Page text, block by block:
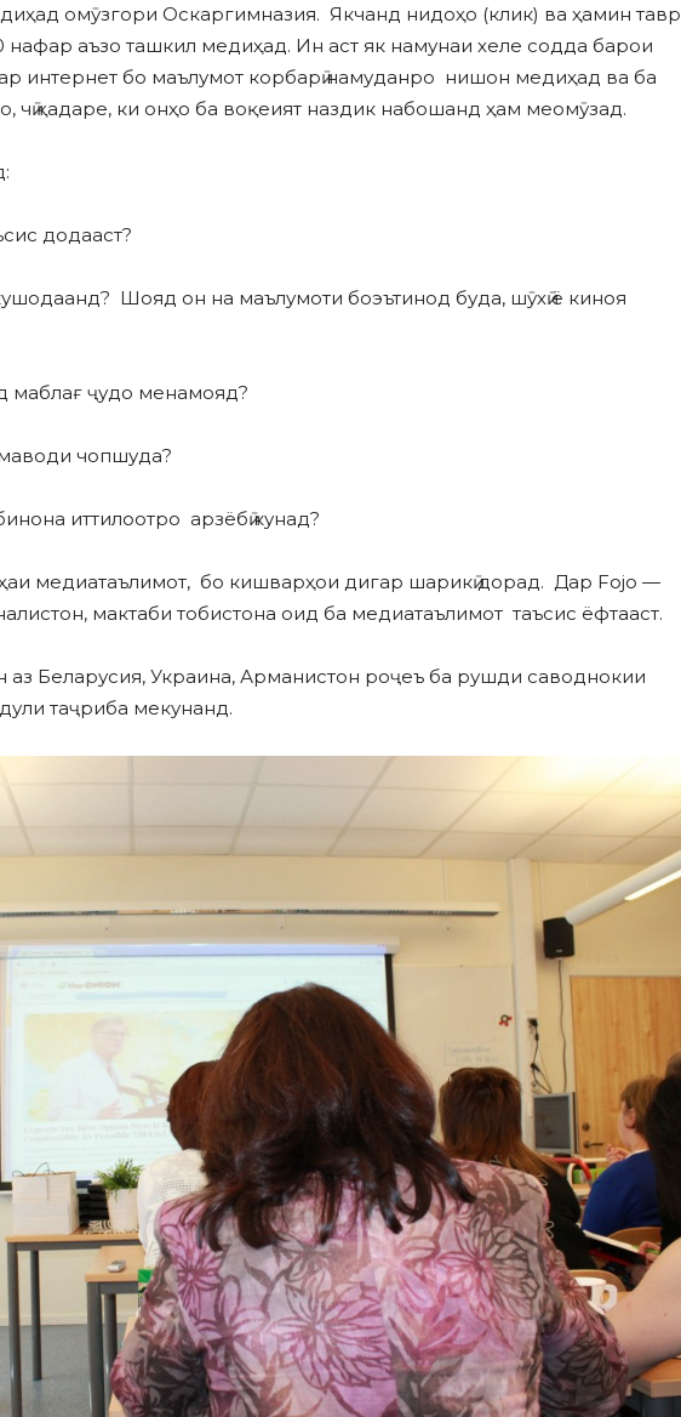
омӯзгори Оскаргимназия. Якчанд нидоҳо (клик) ва ҳамин тавр
аъзо ташкил медиҳад. Ин аст як намунаи хеле содда барои
интернет бо маълумот корбарӣ намуданро нишон медиҳад ва ба
чӣ қадаре, ки онҳо ба воқеият наздик набошанд ҳам меомӯзад.
додааст?
Шояд он на маълумоти боэътинод буда, шӯхӣ ё киноя
маблағ ҷудо менамояд?
маводи чопшуда?
иттилоотро арзёбӣ кунад?
медиатаълимот, бо кишварҳои дигар шарикӣ дорад. Дар Fojo —
мактаби тобистона оид ба медиатаълимот таъсис ёфтааст.
Беларусия, Украина, Арманистон роҷеъ ба рушди саводнокии
таҷриба мекунанд.